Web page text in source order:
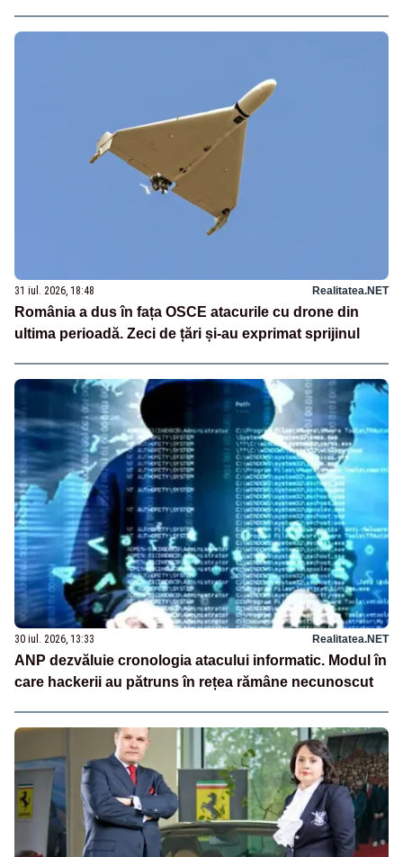
31 iul. 2026, 18:48 Realitatea.NET
România a dus în fața OSCE atacurile cu drone din
ultima perioadă. Zeci de țări și-au exprimat sprijinul
30 iul. 2026, 13:33 Realitatea.NET
ANP dezvăluie cronologia atacului informatic. Modul în
care hackerii au pătruns în rețea rămâne necunoscut